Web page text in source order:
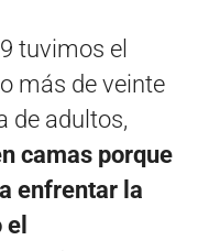
tuvimos el
más de veinte
de adultos,
camas porque
enfrentar la